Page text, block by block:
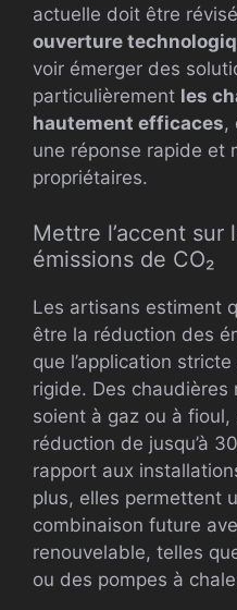
actuelle doit être
ouverture
voir émerger des
particulièrement les
hautement efficaces,
une réponse rapide et
propriétaires.
Mettre l’accent sur
émissions de CO₂
Les artisans estiment
être la réduction des
que l’application
rigide. Des chaudières
soient à gaz ou à
réduction de jusqu’à
rapport aux
plus, elles permettent
combinaison future
renouvelable, telles
ou des pompes à